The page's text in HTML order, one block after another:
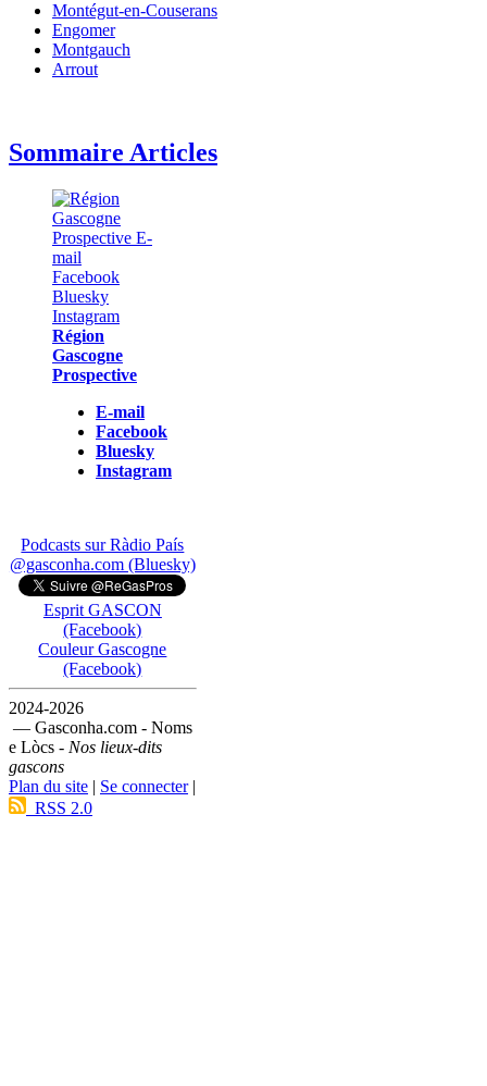
Montégut-en-Couserans
Engomer
Montgauch
Arrout
Sommaire Articles
Région
Gascogne
Prospective
E-mail
Facebook
Bluesky
Instagram
Podcasts sur Ràdio País
@gasconha.com (Bluesky)
Esprit GASCON
(Facebook)
Couleur Gascogne
(Facebook)
2024-2026
— Gasconha.com - Noms
e Lòcs - Nos lieux-dits
gascons
Plan du site | Se connecter|
RSS 2.0